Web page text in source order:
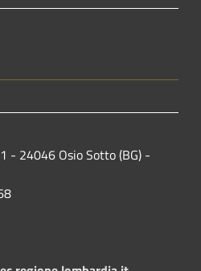
- 24046 Osio Sotto (BG) -